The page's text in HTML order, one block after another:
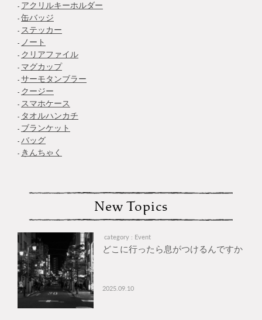
アクリルキーホルダー
缶バッジ
ステッカー
ノート
クリアファイル
マグカップ
サーモタンブラー
クージー
スマホケース
タオルハンカチ
ブランケット
バッグ
きんちゃく
New Topics
category : Event
どこに行ったら息がつけるんですか
2025.09.10